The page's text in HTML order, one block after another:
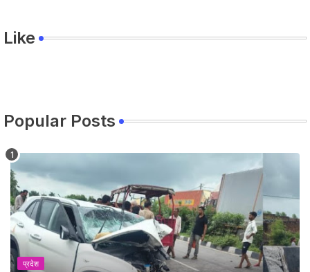
Like
Popular Posts
प्रदेश